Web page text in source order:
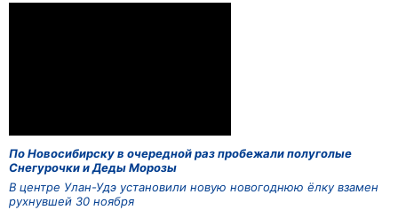
По Новосибирску в очередной раз пробежали полуголые
Снегурочки и Деды Морозы
В центре Улан-Удэ установили новую новогоднюю ёлку взамен
рухнувшей 30 ноября